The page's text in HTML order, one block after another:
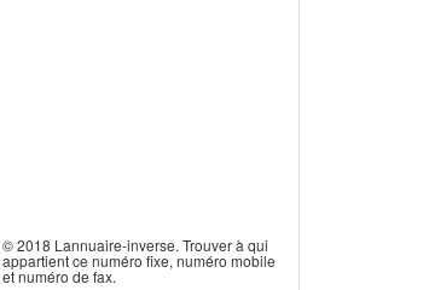
© 2018 Lannuaire-inverse. Trouver à qui
appartient ce numéro fixe, numéro mobile
et numéro de fax.